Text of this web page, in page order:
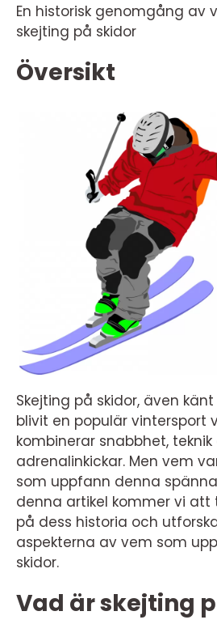
En historisk genomgång av
skejting på skidor
Översikt
Skejting på skidor, även
blivit en populär vintersport
kombinerar snabbhet, teknik
adrenalinkickar. Men vem
som uppfann denna
denna artikel kommer vi
på dess historia och
aspekterna av vem som
skidor.
Vad är skejting